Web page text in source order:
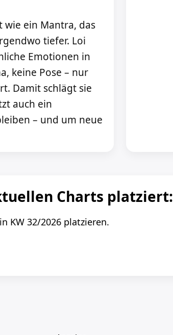
wie ein Mantra, das
tiefer. Loi
Emotionen in
keine Pose – nur
Damit schlägt sie
auch ein
– und um neue
Charts platziert:
KW 32/2026 platzieren.